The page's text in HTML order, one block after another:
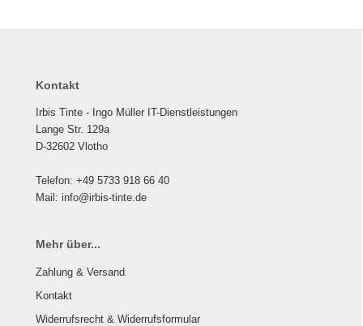
Kontakt
Irbis Tinte - Ingo Müller IT-Dienstleistungen
Lange Str. 129a
D-32602 Vlotho
Telefon: +49 5733 918 66 40
Mail: info@irbis-tinte.de
Mehr über...
Zahlung & Versand
Kontakt
Widerrufsrecht & Widerrufsformular